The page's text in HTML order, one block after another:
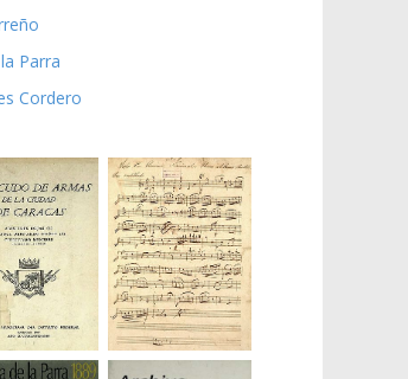
Parra
Cordero